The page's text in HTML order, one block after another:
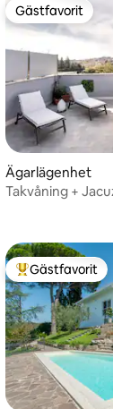
Gästfavorit
Gästfavorit
Ägarlägenhet
Takvåning +
Populär
Gästfavorit